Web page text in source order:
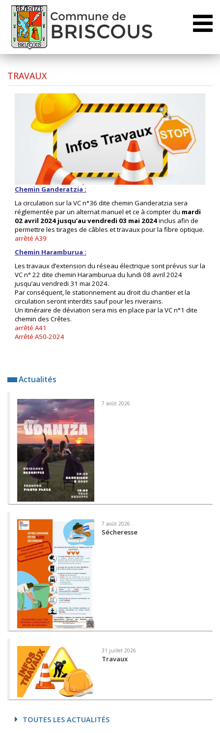
TRAVAUX
Chemin Ganderatzia :
La circulation sur la VC n°36 dite chemin Ganderatzia sera
réglementée par un alternat manuel et ce à compter du mardi
02 avril 2024 jusqu’au vendredi 03 mai 2024inclus afin de
permettre les tirages de câbles et travaux pour la fibre optique.
arrêté A39
Chemin Haramburua :
Les travaux d’extension du réseau électrique sont prévus sur la
VC n° 22 dite chemin Haramburua du lundi 08 avril 2024
jusqu’au vendredi 31 mai 2024.
Par conséquent, le stationnement au droit du chantier et la
circulation seront interdits sauf pour les riverains.
Un itinéraire de déviation sera mis en place par la VC n°1 dite
chemin des Crêtes.
arrêté A41
Arrêté A50-2024
Actualités
7 août 2026
7 août 2026
Sécheresse
31 juillet 2026
Travaux
TOUTES LES ACTUALITÉS